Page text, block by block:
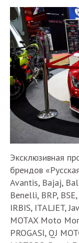
Эксклюзивная
брендов
Avantis, Bajaj,
Benelli, BRP,
IRBIS, ITALJET,
MOTAX Moto
PROGASI, QJ